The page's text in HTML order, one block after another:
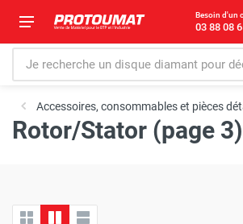
Besoin d'un
03 88 08
Accessoires, consommables et pièces
Rotor/Stator (page 3)